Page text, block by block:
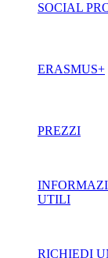
SOCIAL
ERASMUS+
PREZZI
UTILI
RICHIEDI